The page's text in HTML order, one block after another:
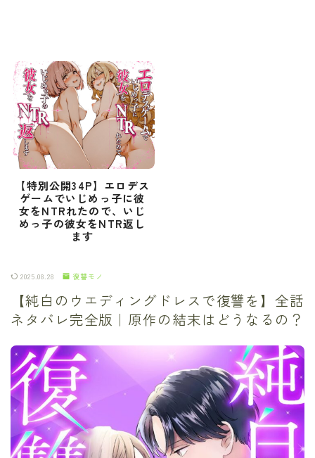
【特別公開34P】エロデス
ゲームでいじめっ子に彼
女をNTRれたので、いじ
めっ子の彼女をNTR返し
ます
2025.08.28 復讐モノ
【純白のウエディングドレスで復讐を】全話
ネタバレ完全版｜原作の結末はどうなるの？